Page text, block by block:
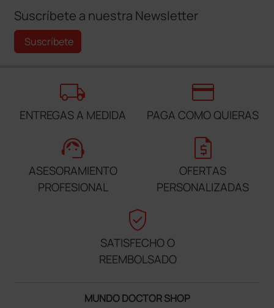
Suscríbete a nuestra Newsletter
Suscríbete
local_shipping
ENTREGAS A MEDIDA
credit_card
PAGA COMO QUIERAS
support_agent
ASESORAMIENTO
PROFESIONAL
request_quote
OFERTAS
PERSONALIZADAS
verified_user
SATISFECHO O
REEMBOLSADO
MUNDO DOCTOR SHOP